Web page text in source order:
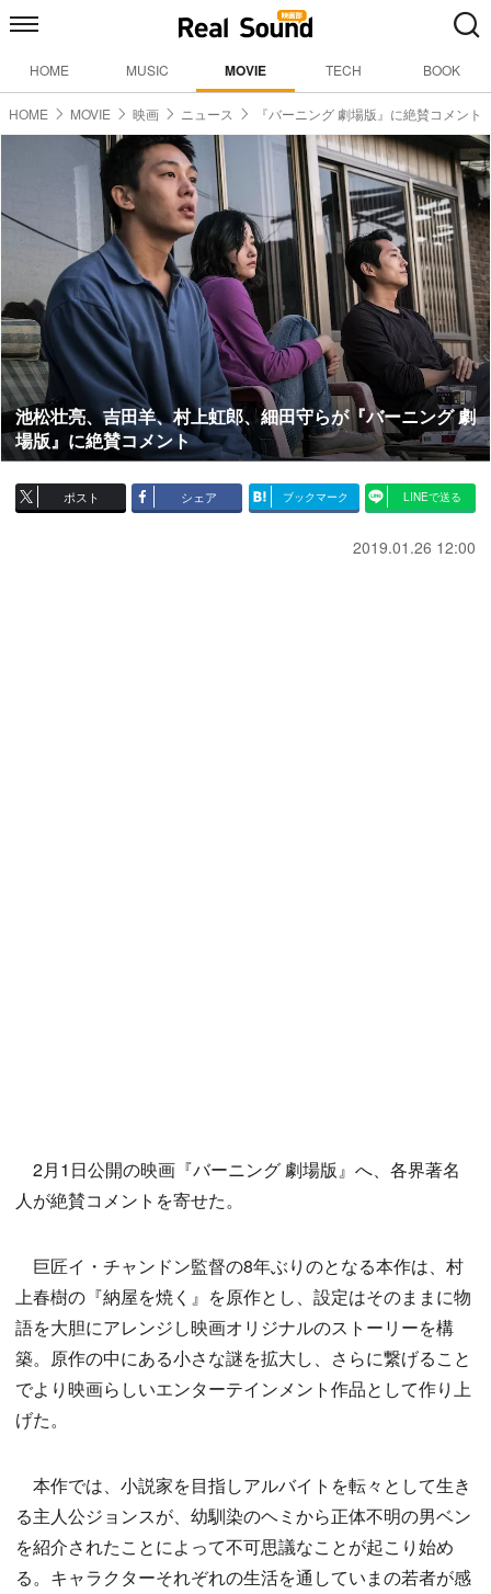
HOME MUSIC MOVIE TECH BOOK
HOME MOVIE 映画 ニュース 『バーニング 劇場版』に絶賛コメント
池松壮亮、吉田羊、村上虹郎、細田守らが『バーニング 劇
場版』に絶賛コメント
ポスト シェア ブックマーク LINEで送る
2019.01.26 12:00
2月1日公開の映画『バーニング 劇場版』へ、各界著名
人が絶賛コメントを寄せた。
巨匠イ・チャンドン監督の8年ぶりのとなる本作は、村
上春樹の『納屋を焼く』を原作とし、設定はそのままに物
語を大胆にアレンジし映画オリジナルのストーリーを構
築。原作の中にある小さな謎を拡大し、さらに繋げること
でより映画らしいエンターテインメント作品として作り上
げた。
本作では、小説家を目指しアルバイトを転々として生き
る主人公ジョンスが、幼馴染のヘミから正体不明の男ベン
を紹介されたことによって不可思議なことが起こり始め
る。キャラクターそれぞれの生活を通していまの若者が感